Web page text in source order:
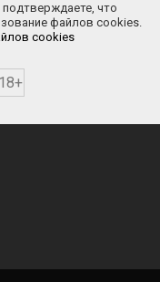
что
файлов cookies.
cookies
18+